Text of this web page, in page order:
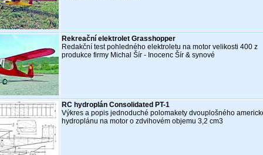
Rekreační elektrolet Grasshopper
Redakční test pohledného elektroletu na motor velikosti 400 z
produkce firmy Michal Šír - Inocenc Šír & synové
RC hydroplán Consolidated PT-1
Výkres a popis jednoduché polomakety dvouplošného
hydroplánu na motor o zdvihovém objemu 3,2 cm3